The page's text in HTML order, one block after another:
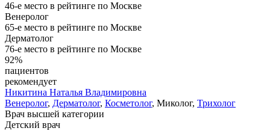
46-е место в рейтинге по Москве
Венеролог
65-е место в рейтинге по Москве
Дерматолог
76-е место в рейтинге по Москве
92%
пациентов
рекомендует
Никитина Наталья Владимировна
Венеролог, Дерматолог, Косметолог, Миколог, Трихолог
Врач высшей категории
Детский врач